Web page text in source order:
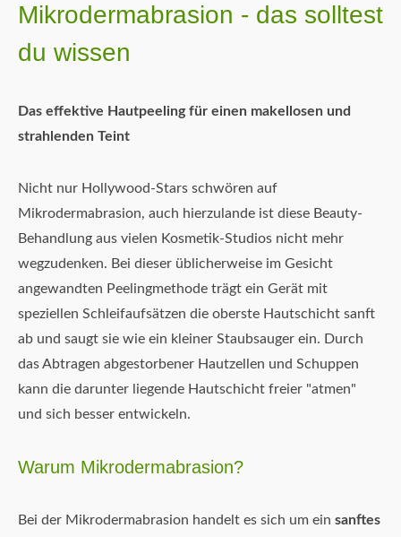
Mikrodermabrasion - das solltest
du wissen
Das effektive Hautpeeling für einen makellosen und
strahlenden Teint
Nicht nur Hollywood-Stars schwören auf
Mikrodermabrasion, auch hierzulande ist diese Beauty-
Behandlung aus vielen Kosmetik-Studios nicht mehr
wegzudenken. Bei dieser üblicherweise im Gesicht
angewandten Peelingmethode trägt ein Gerät mit
speziellen Schleifaufsätzen die oberste Hautschicht sanft
ab und saugt sie wie ein kleiner Staubsauger ein. Durch
das Abtragen abgestorbener Hautzellen und Schuppen
kann die darunter liegende Hautschicht freier "atmen"
und sich besser entwickeln.
Warum Mikrodermabrasion?
Bei der Mikrodermabrasion handelt es sich um ein sanftes